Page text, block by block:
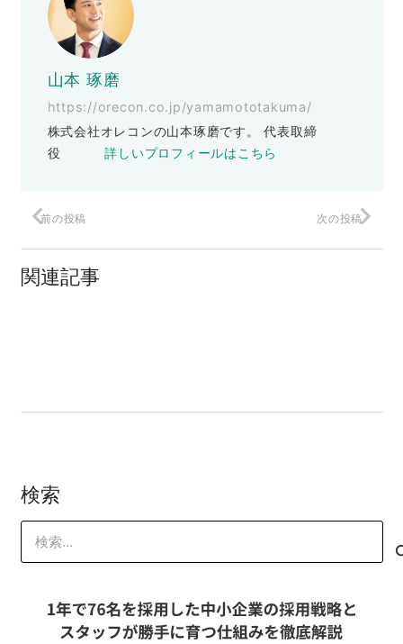
山本 琢磨
https://orecon.co.jp/yamamototakuma/
株式会社オレコンの山本琢磨です。 代表取締
役詳しいプロフィールはこちら
前の投稿 次の投稿
関連記事
『3週間でできるライバルに勝てるブラン
ディング ◯◯するだけでCVRが上がる
検索
索: